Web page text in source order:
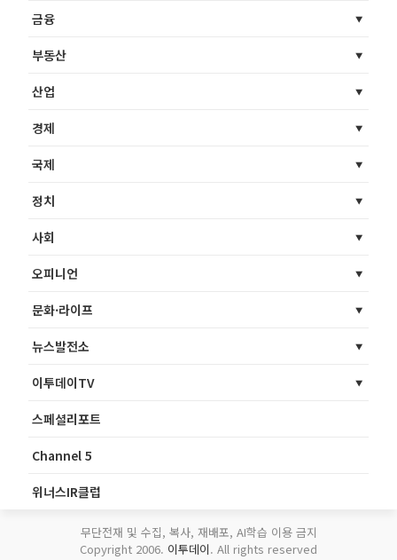
금융
부동산
산업
경제
국제
정치
사회
오피니언
문화·라이프
뉴스발전소
이투데이TV
스페셜리포트
Channel 5
위너스IR클럽
무단전재 및 수집, 복사, 재배포, AI학습 이용 금지
Copyright 2006. 이투데이. All rights reserved